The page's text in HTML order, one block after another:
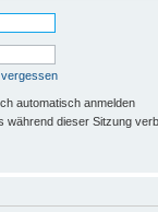
automatisch anmelden
während dieser Sitzung